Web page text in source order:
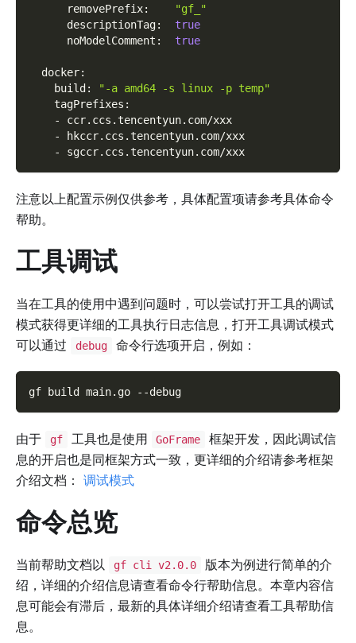
removePrefix:
"gf_"
descriptionTag:
true
noModelComment : true
docker:
build :
"-a amd64 -s linux -p temp"
tagPrefixes :
-
ccr.ccs.tencentyun.com/xxx
-
hkccr.ccs.tencentyun.com/xxx
-
sgccr.ccs.tencentyun.com/xxx
注意以上配置示例仅供参考，具体配置项请参考具体命令
帮助。
工具调试
当在工具的使用中遇到问题时，可以尝试打开工具的调试
模式获得更详细的工具执行日志信息，打开工具调试模式
可以通过
debug 命令行选项开启，例如：
gf build main.go --debug
由于 gf 工具也是使用 GoFrame
框架开发，因此调试信
息的开启也是同框架方式一致，更详细的介绍请参考框架
介绍文档： 调试模式
命令总览
当前帮助文档以 gf cli v2.0.0
版本为例进行简单的介
绍，详细的介绍信息请查看命令行帮助信息。本章内容信
息可能会有滞后，最新的具体详细介绍请查看工具帮助信
息。